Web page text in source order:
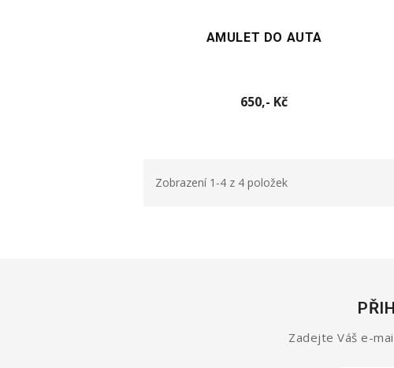
AMULET DO AUTA
650,- KčCena
Zobrazení 1-4 z 4 položek
Zadejte Váš e-